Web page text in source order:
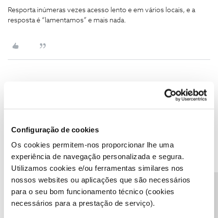
Configuração de cookies
Os cookies permitem-nos proporcionar lhe uma
experiência de navegação personalizada e segura.
Utilizamos cookies e/ou ferramentas similares nos
nossos websites ou aplicações que são necessários
para o seu bom funcionamento técnico (cookies
necessários para a prestação de serviço).
Resporta inúmeras vezes acesso lento e em vários locais, e a
resposta é “lamentamos” e mais nada.
Forum|Forum|4 years ago
O meu router é azul nas costas, preto da frente com a palavra
ZON na vertical.
Código do Equipamento: Serial: 250146019515.
Continua na mesma. O teste de velocidade há momentos, no site
da NOS, foi 0,90 Mbps de download;
0,00 de upload; 95,87 de Ping e 180,02 de Jiter.